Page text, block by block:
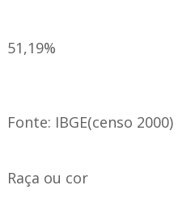
51,19%
Fonte: IBGE(censo 2000)
Raça ou cor